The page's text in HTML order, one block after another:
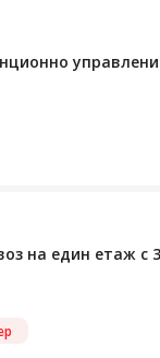
на един етаж